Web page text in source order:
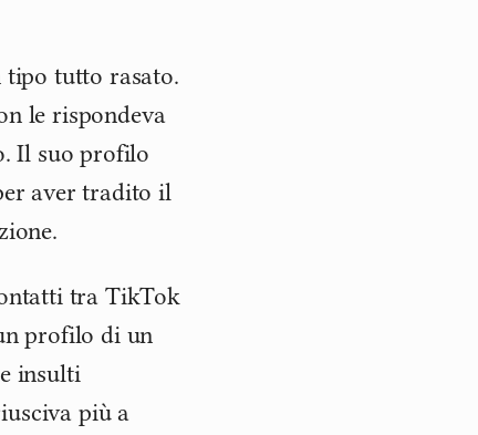
tipo tutto rasato.
le rispondeva
Il suo profilo
aver tradito il
tra TikTok
profilo di un
insulti
più a